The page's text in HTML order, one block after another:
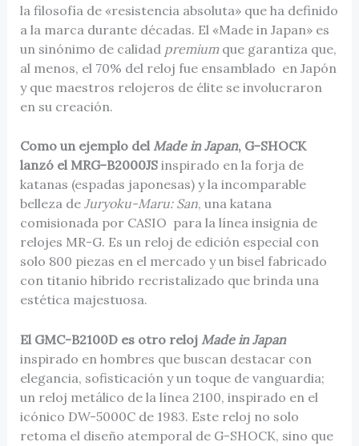
la filosofía de «resistencia absoluta» que ha definido
a la marca durante décadas. El «Made in Japan» es
un sinónimo de calidad premiumque garantiza que,
al menos, el 70% del reloj fue ensamblado en Japón
y que maestros relojeros de élite se involucraron
en su creación.
Como un ejemplo delMade in Japan, G-SHOCK
lanzó el MRG-B2000JSinspirado en la forja de
katanas (espadas japonesas) y la incomparable
belleza de Juryoku-Maru: San, una katana
comisionada por CASIO para la línea insignia de
relojes MR-G. Es un reloj de edición especial con
solo 800 piezas en el mercado y un bisel fabricado
con titanio híbrido recristalizado que brinda una
estética majestuosa.
El GMC-B2100D es otro reloj Made in Japan
inspirado en hombres que buscan destacar con
elegancia, sofisticación y un toque de vanguardia;
un reloj metálico de la línea 2100, inspirado en el
icónico DW-5000C de 1983. Este reloj no solo
retoma el diseño atemporal de G-SHOCK, sino que